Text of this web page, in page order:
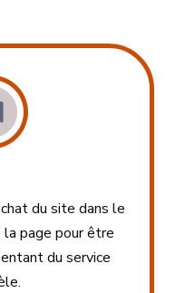
du site dans le
la page pour être
du service